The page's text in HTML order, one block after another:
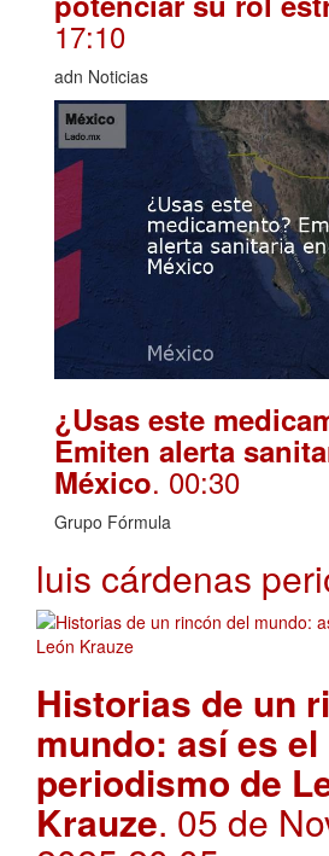
17:10
adn Noticias
¿Usas este
Emiten alerta
México. 00:30
Grupo Fórmula
luis cárdenas
Historias de un
mundo: así es el
periodismo de
Krauze. 05 de